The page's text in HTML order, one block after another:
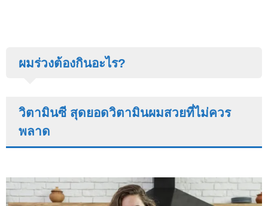
ผมร่วงต้องกินอะไร?
วิตามินซี สุดยอดวิตามินผมสวยที่ไม่ควร
พลาด